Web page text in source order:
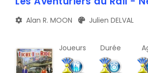
Alan R. MOON Julien DELVAL
Joueurs Durée